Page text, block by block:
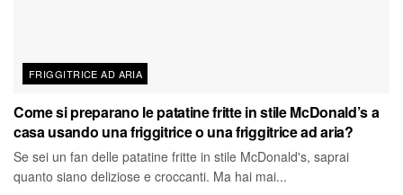
FRIGGITRICE AD ARIA
Come si preparano le patatine fritte in stile McDonald’s a
casa usando una friggitrice o una friggitrice ad aria?
Se sei un fan delle patatine fritte in stile McDonald's, saprai
quanto siano deliziose e croccanti. Ma hai mai...